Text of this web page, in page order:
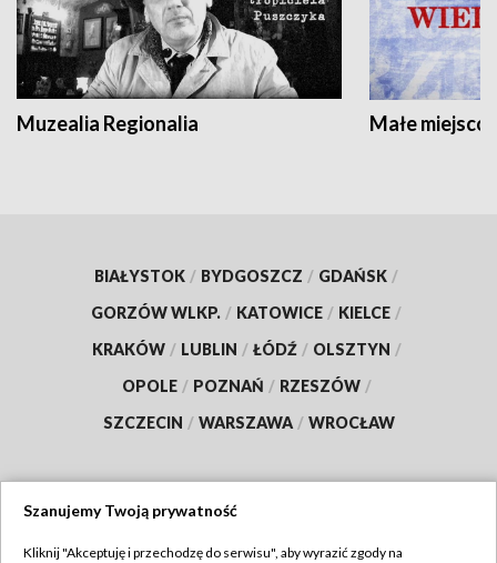
Muzealia Regionalia Małe
BIAŁYSTOK / BYDGOSZCZ / GDAŃSK /
GORZÓW WLKP. / KATOWICE / KIELCE /
KRAKÓW / LUBLIN / ŁÓDŹ / OLSZTYN /
OPOLE / POZNAŃ / RZESZÓW /
SZCZECIN / WARSZAWA / WROCŁAW
Szanujemy Twoją prywatność
Kliknij "Akceptuję i przechodzę do serwisu", aby wyrazić zgody na